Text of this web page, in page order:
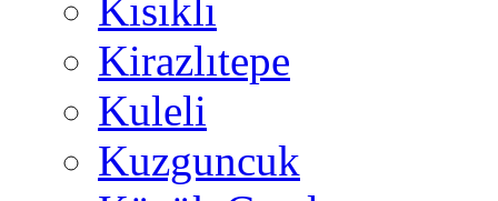
Kısıklı
Kirazlıtepe
Kuleli
Kuzguncuk